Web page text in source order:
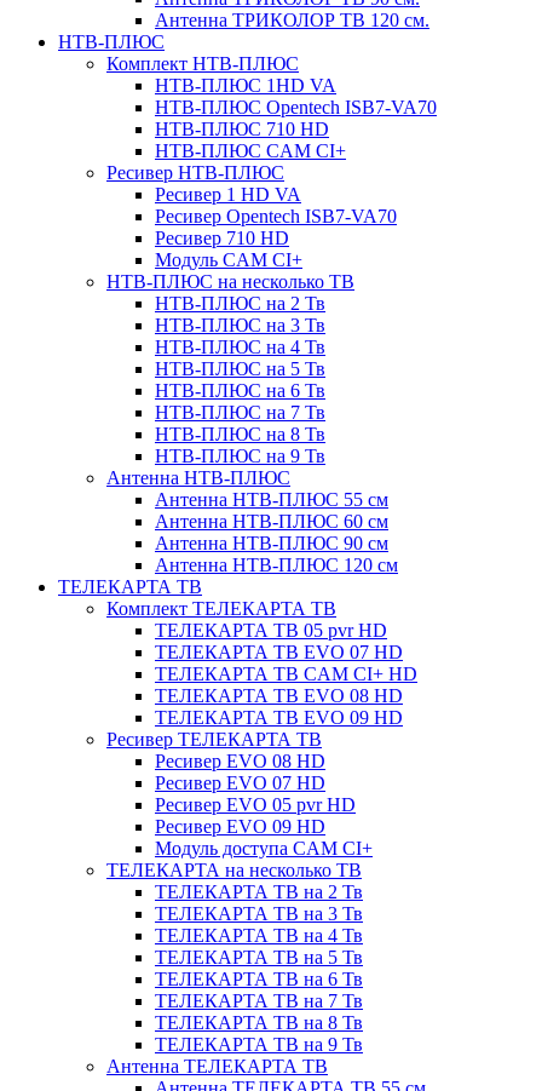
Антенна ТРИКОЛОР ТВ 120 см.
НТВ-ПЛЮС
Комплект НТВ-ПЛЮС
НТВ-ПЛЮС 1HD VA
НТВ-ПЛЮС Opentech ISB7-VA70
НТВ-ПЛЮС 710 HD
НТВ-ПЛЮС CAM CI+
Ресивер НТВ-ПЛЮС
Ресивер 1 HD VA
Ресивер Opentech ISB7-VA70
Ресивер 710 HD
Модуль CAM CI+
НТВ-ПЛЮС на несколько ТВ
НТВ-ПЛЮС на 2 Тв
НТВ-ПЛЮС на 3 Тв
НТВ-ПЛЮС на 4 Тв
НТВ-ПЛЮС на 5 Тв
НТВ-ПЛЮС на 6 Тв
НТВ-ПЛЮС на 7 Тв
НТВ-ПЛЮС на 8 Тв
НТВ-ПЛЮС на 9 Тв
Антенна НТВ-ПЛЮС
Антенна НТВ-ПЛЮС 55 см
Антенна НТВ-ПЛЮС 60 см
Антенна НТВ-ПЛЮС 90 см
Антенна НТВ-ПЛЮС 120 см
ТЕЛЕКАРТА ТВ
Комплект ТЕЛЕКАРТА ТВ
ТЕЛЕКАРТА ТВ 05 pvr HD
ТЕЛЕКАРТА ТВ EVO 07 HD
ТЕЛЕКАРТА ТВ CAM CI+ HD
ТЕЛЕКАРТА ТВ EVO 08 HD
ТЕЛЕКАРТА ТВ EVO 09 HD
Ресивер ТЕЛЕКАРТА ТВ
Ресивер EVO 08 HD
Ресивер EVO 07 HD
Ресивер EVO 05 pvr HD
Ресивер EVO 09 HD
Модуль доступа CAM CI+
ТЕЛЕКАРТА на несколько ТВ
ТЕЛЕКАРТА ТВ на 2 Тв
ТЕЛЕКАРТА ТВ на 3 Тв
ТЕЛЕКАРТА ТВ на 4 Тв
ТЕЛЕКАРТА ТВ на 5 Тв
ТЕЛЕКАРТА ТВ на 6 Тв
ТЕЛЕКАРТА ТВ на 7 Тв
ТЕЛЕКАРТА ТВ на 8 Тв
ТЕЛЕКАРТА ТВ на 9 Тв
Антенна ТЕЛЕКАРТА ТВ